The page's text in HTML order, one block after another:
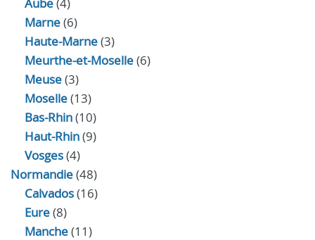
Marne(6)
Haute-Marne(3)
Meurthe-et-Moselle(6)
Meuse(3)
Moselle(13)
Bas-Rhin(10)
Haut-Rhin(9)
Vosges(4)
Normandie(48)
Calvados(16)
Eure(8)
Manche(11)